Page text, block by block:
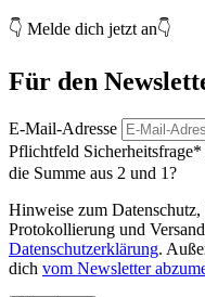
👇 Melde dich jetzt an👇
Für den
E-Mail-Adresse
Pflichtfeld Sicherheitsfrage*
die Summe aus 2 und 1?
Hinweise zum
Protokollierung und
Datenschutzerklärung.
dich vom Newsletter